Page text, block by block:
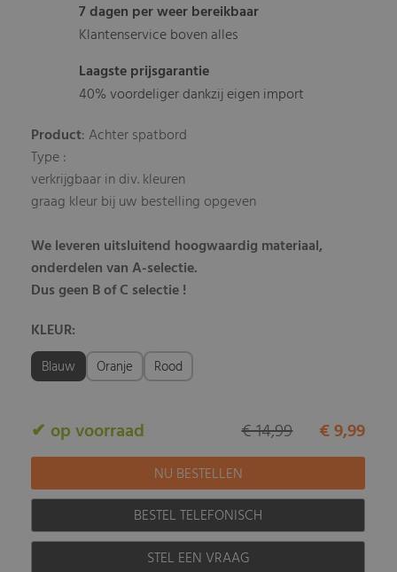
7 dagen per weer bereikbaar
Klantenservice boven alles
Laagste prijsgarantie
40% voordeliger dankzij eigen import
Product: Achter spatbord
Type :
verkrijgbaar in div. kleuren
graag kleur bij uw bestelling opgeven
We leveren uitsluitend hoogwaardig materiaal,
onderdelen van A-selectie.
Dus geen B of C selectie !
KLEUR:
Blauw Oranje Rood
✔ op voorraad € 9,99
€ 14,99
BESTEL TELEFONISCH
STEL EEN VRAAG